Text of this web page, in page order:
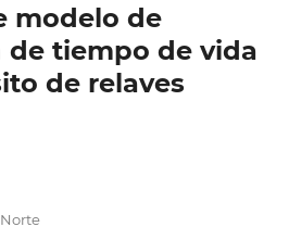
modelo de
tiempo de vida
de relaves